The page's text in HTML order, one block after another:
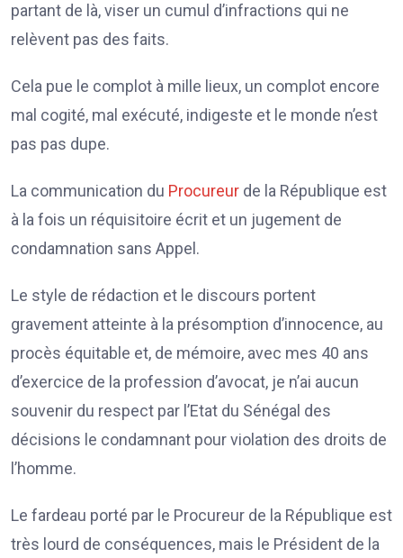
partant de là, viser un cumul d’infractions qui ne
relèvent pas des faits.
Cela pue le complot à mille lieux, un complot encore
mal cogité, mal exécuté, indigeste et le monde n’est
pas pas dupe.
La communication du Procureur de la République est
à la fois un réquisitoire écrit et un jugement de
condamnation sans Appel.
Le style de rédaction et le discours portent
gravement atteinte à la présomption d’innocence, au
procès équitable et, de mémoire, avec mes 40 ans
d’exercice de la profession d’avocat, je n’ai aucun
souvenir du respect par l’Etat du Sénégal des
décisions le condamnant pour violation des droits de
l’homme.
Le fardeau porté par le Procureur de la République est
très lourd de conséquences, mais le Président de la